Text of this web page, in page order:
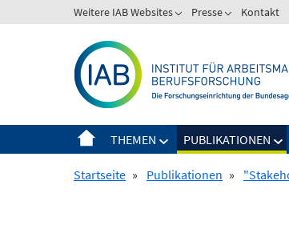
zum
Weitere IAB Websites Presse Kontakt
THEMEN PUBLIKATIONEN
Startseite » Publikationen »